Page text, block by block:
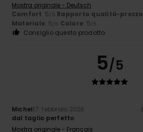
Mostra originale - Deutsch
Comfort: 5 /5 Rapporto qualità-prezzo
Materiale: 5 /5 Colore: 5 /5
Consiglio questo prodotto
5/5
Michel17. febbraio 2026
dal taglio perfetto
Mostra originale - Français